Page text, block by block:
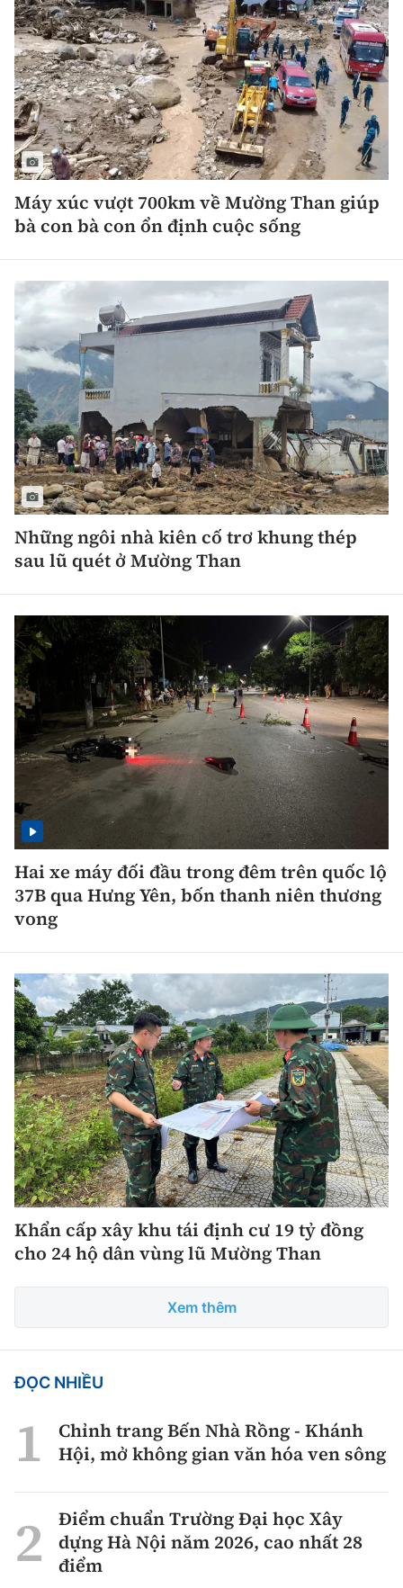
Máy xúc vượt 700km về Mường Than giúp
bà con bà con ổn định cuộc sống
Những ngôi nhà kiên cố trơ khung thép
sau lũ quét ở Mường Than
Hai xe máy đối đầu trong đêm trên quốc lộ
37B qua Hưng Yên, bốn thanh niên thương
vong
Khẩn cấp xây khu tái định cư 19 tỷ đồng
cho 24 hộ dân vùng lũ Mường Than
Xem thêm
ĐỌC NHIỀU
Chỉnh trang Bến Nhà Rồng - Khánh
Hội, mở không gian văn hóa ven sông
Điểm chuẩn Trường Đại học Xây
dựng Hà Nội năm 2026, cao nhất 28
điểm